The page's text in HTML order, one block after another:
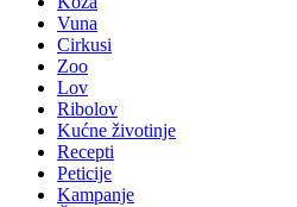
Vuna
Cirkusi
Zoo
Lov
Ribolov
Kućne životinje
Recepti
Peticije
Kampanje